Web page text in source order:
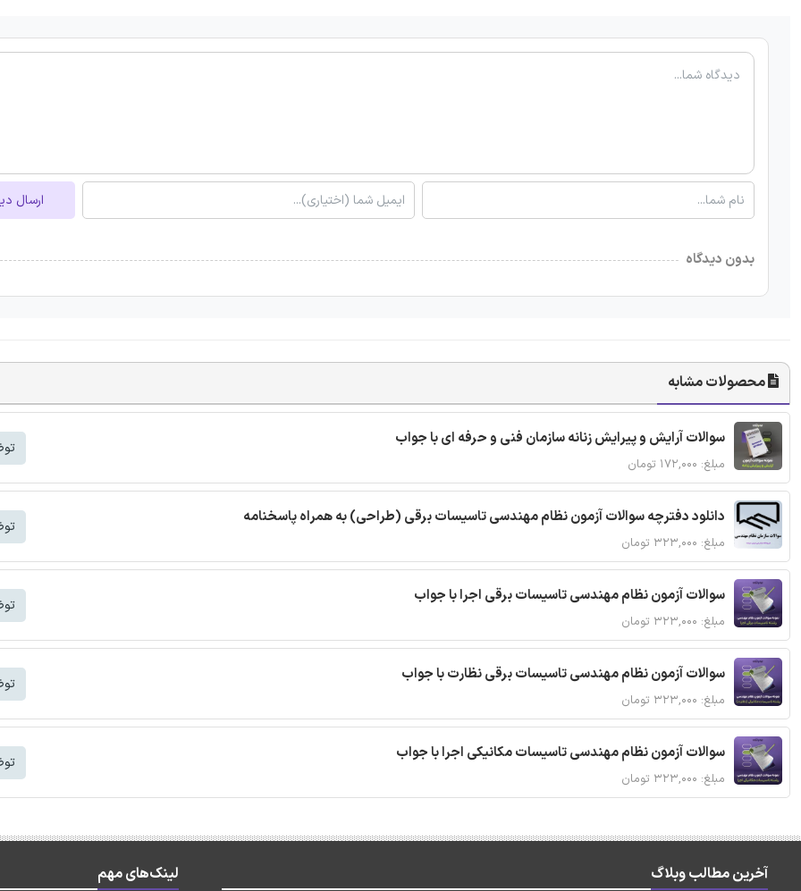
ارسال
بدون دیدگاه
محصولات مشابه
سوالات آرایش و پیرایش زنانه سازمان فنی و حرفه ای با جواب
مبلغ: ۱۷۲,۰۰۰ تومان
دانلود دفترچه سوالات آزمون نظام مهندسی تاسیسات برقی (طراحی) به همراه پاسخنامه
مبلغ: ۳۲۳,۰۰۰ تومان
سوالات آزمون نظام مهندسی تاسیسات برقی اجرا با جواب
مبلغ: ۳۲۳,۰۰۰ تومان
سوالات آزمون نظام مهندسی تاسیسات برقی نظارت با جواب
مبلغ: ۳۲۳,۰۰۰ تومان
سوالات آزمون نظام مهندسی تاسیسات مکانیکی اجرا با جواب
مبلغ: ۳۲۳,۰۰۰ تومان
آخرین مطالب وبلاگ لینک‌های مهم